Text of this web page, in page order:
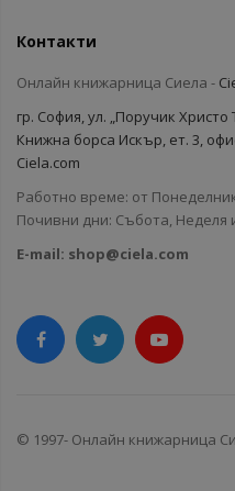
Контакти
Онлайн книжарница Сиела -
гр. София, ул. „Поручик
Книжна борса Искър, ет. 3,
Ciela.com
Работно време: от
Почивни дни: Събота, Неделя
E-mail: shop@ciela.com
© 1997- Онлайн книжарница